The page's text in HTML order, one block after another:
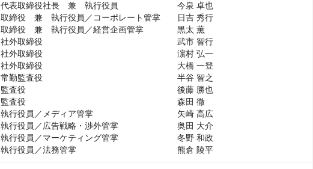
代表取締役社長　兼　執行役員　　　　　　　今泉 卓也
取締役　兼　執行役員／コーポレート管掌　　日吉 秀行
取締役　兼　執行役員／経営企画管掌　　　　黒太 薫
社外取締役　　　　　　　　　　　　　　　　武市 智行
社外取締役　　　　　　　　　　　　　　　　濵村 弘一
社外取締役　　　　　　　　　　　　　　　　大橋 一登
常勤監査役　　　　　　　　　　　　　　　　半谷 智之
監査役　　　　　　　　　　　　　　　　　　後藤 勝也
監査役　　　　　　　　　　　　　　　　　　森田 徹
執行役員／メディア管掌　　　　　　　　　　矢崎 高広
執行役員／広告戦略・渉外管掌　　　　　　　奥田 大介
執行役員／マーケティング管掌　　　　　　　冬野 和政
執行役員／法務管掌　　　　　　　　　　　　熊倉 陵平